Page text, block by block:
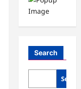
Search